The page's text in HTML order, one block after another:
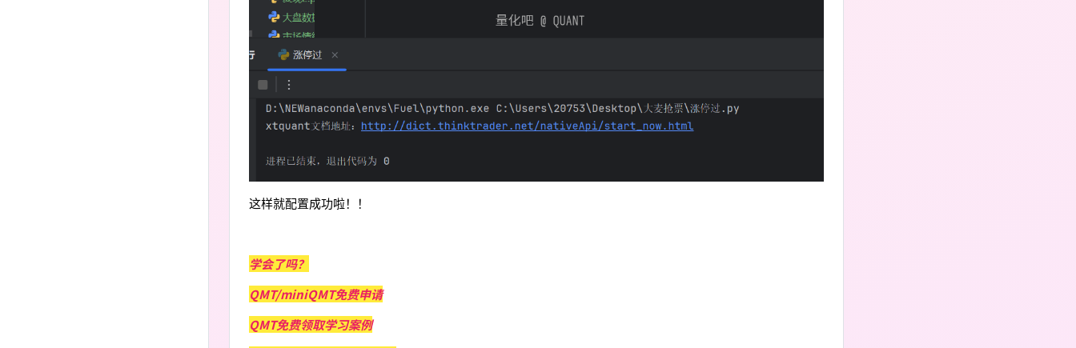
这样就配置成功啦！！
学会了吗？
QMT/miniQMT免费申请
QMT免费领取学习案例